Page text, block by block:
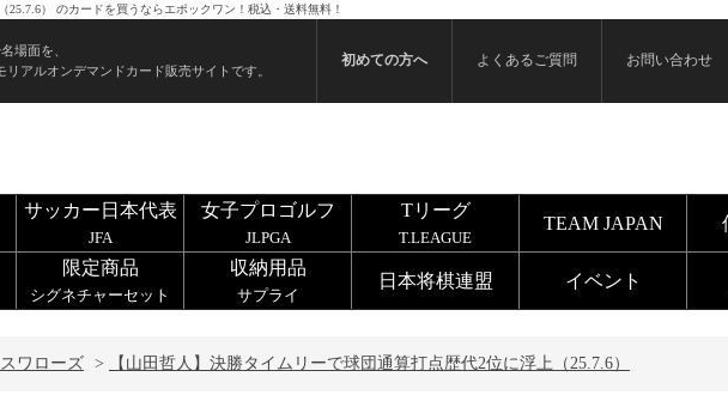
） のカードを買うならエポックワン！税込・送料無料！
場面を、
アルオンデマンドカード販売サイトです。
初めての方へ よくあるご質問 お問い合わせ
サッカー日本代表
JFA
女子プロゴルフ
JLPGA
Tリーグ
T.LEAGUE
TEAM JAPAN
限定商品
シグネチャーセット
収納用品
サプライ
日本将棋連盟 イベント
ワローズ > 【山田哲人】決勝タイムリーで球団通算打点歴代2位に浮上（25.7.6）